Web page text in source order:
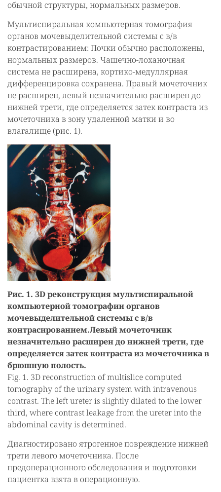
обычной структуры, нормальных размеров.
Мультиспиральная компьютерная томография
органов мочевыделительной системы с в/в
контрастированием: Почки обычно расположены,
нормальных размеров. Чашечно-лоханочная
система не расширена, кортико-медуллярная
дифференцировка сохранена. Правый мочеточник
не расширен, левый незначительно расширен до
нижней трети, где определяется затек контраста из
мочеточника в зону удаленной матки и во
влагалище (рис. 1).
Рис. 1. 3D реконструкция мультиспиральной
компьютерной томографии органов
мочевыделительной системы с в/в
контрасированием.Левый мочеточник
незначительно расширен до нижней трети, где
определяется затек контраста из мочеточника в
брюшную полость.
Fig. 1. 3D reconstruction of multislice computed
tomography of the urinary system with intravenous
contrast. The left ureter is slightly dilated to the lower
third, where contrast leakage from the ureter into the
abdominal cavity is determined.
Диагностировано ятрогенное повреждение нижней
трети левого мочеточника. После
предоперационного обследования и подготовки
пациентка взята в операционную.